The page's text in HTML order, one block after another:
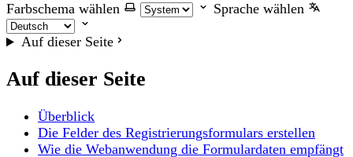
Farbschema wählen
Sprache wählen
Auf dieser Seite
Auf dieser Seite
Überblick
Die Felder des Registrierungsformulars erstellen
Wie die Webanwendung die Formulardaten empfängt